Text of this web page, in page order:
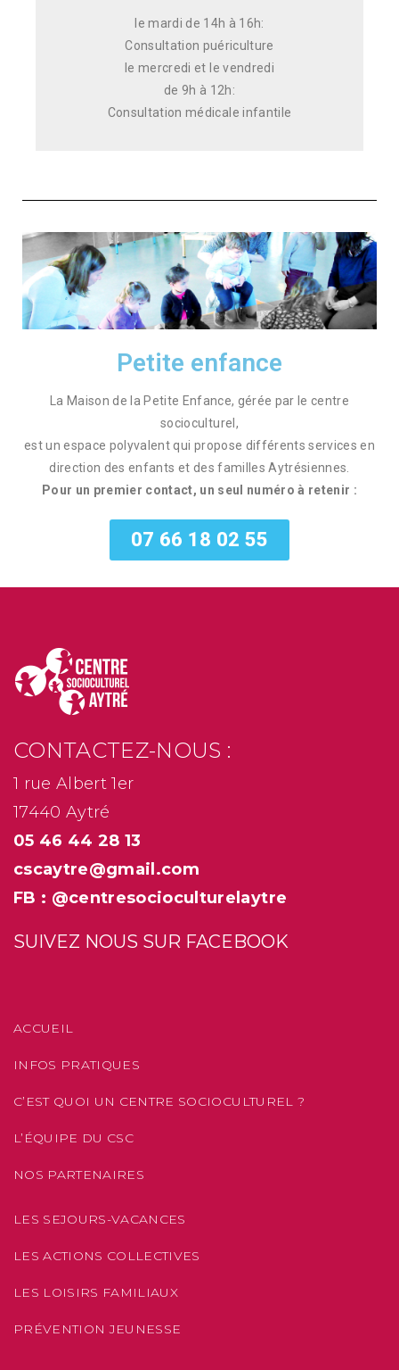
le mardi de 14h à 16h:
Consultation puériculture
le mercredi et le vendredi
de 9h à 12h:
Consultation médicale infantile
Petite enfance
La Maison de la Petite Enfance, gérée par le centre
socioculturel,
est un espace polyvalent qui propose différents services en
direction des enfants et des familles Aytrésiennes.
Pour un premier contact, un seul numéro à retenir :
07 66 18 02 55
CONTACTEZ-NOUS :
1 rue Albert 1er
17440 Aytré
05 46 44 28 13
cscaytre@gmail.com
FB : @centresocioculturelaytre
SUIVEZ NOUS SUR FACEBOOK
ACCUEIL
INFOS PRATIQUES
C’EST QUOI UN CENTRE SOCIOCULTUREL ?
L’ÉQUIPE DU CSC
NOS PARTENAIRES
LES SEJOURS-VACANCES
LES ACTIONS COLLECTIVES
LES LOISIRS FAMILIAUX
PRÉVENTION JEUNESSE